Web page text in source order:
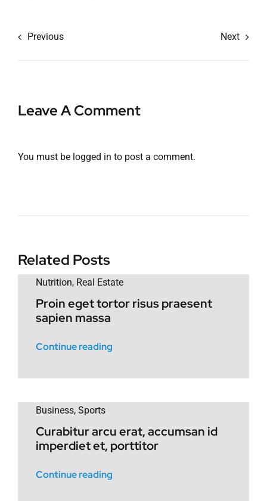
Previous Next
Leave A Comment
You must be logged in to post a comment.
Related Posts
Nutrition, Real Estate
Proin eget tortor risus praesent
sapien massa
Continue reading
Business, Sports
Curabitur arcu erat, accumsan id
imperdiet et, porttitor
Continue reading